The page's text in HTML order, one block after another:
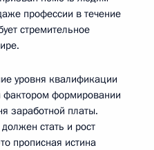
профессии в течение
стремительное
уровня квалификации
формировании
заработной платы.
стать и рост
прописная истина